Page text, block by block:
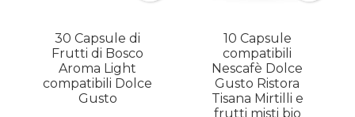
30 Capsule di
Frutti di Bosco
Aroma Light
compatibili Dolce
Gusto
10 Capsule
compatibili
Nescafè Dolce
Gusto Ristora
Tisana Mirtilli e
frutti misti bio